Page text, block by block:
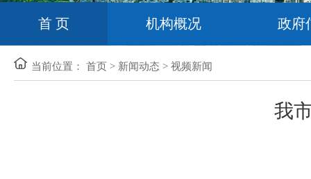
首 页 机构概况 政府
当前位置： 首页 > 新闻动态 > 视频新闻
我